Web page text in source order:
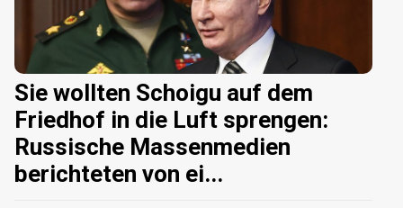
Sie wollten Schoigu auf dem
Friedhof in die Luft sprengen:
Russische Massenmedien
berichteten von ei...